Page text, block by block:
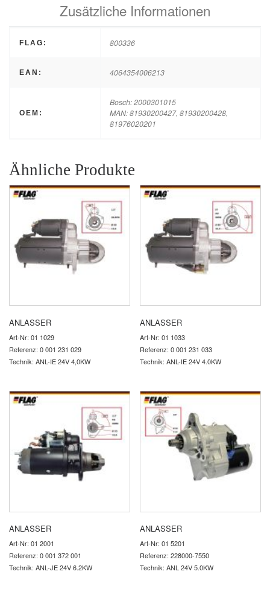
Zusätzliche Informationen
FLAG: 800336
EAN: 4064354006213
OEM:
Bosch: 2000301015
MAN: 81930200427, 81930200428,
81976020201
Ähnliche Produkte
ANLASSER
Art-Nr: 01 1029
Referenz: 0 001 231 029
Technik: ANL-IE 24V 4,0KW
ANLASSER
Art-Nr: 01 1033
Referenz: 0 001 231 033
Technik: ANL-IE 24V 4.0KW
ANLASSER
Art-Nr: 01 2001
Referenz: 0 001 372 001
Technik: ANL-JE 24V 6.2KW
ANLASSER
Art-Nr: 01 5201
Referenz: 228000-7550
Technik: ANL 24V 5.0KW